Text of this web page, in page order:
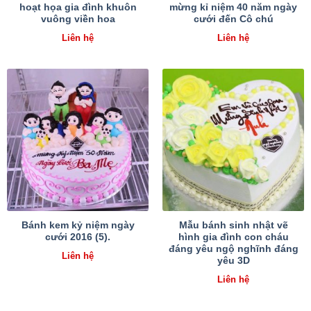
hoạt họa gia đình khuôn
vuông viền hoa
Liên hệ
mừng kỉ niệm 40 năm ngày
cưới đến Cô chú
Liên hệ
Bánh kem kỷ niệm ngày
cưới 2016 (5).
Liên hệ
Mẫu bánh sinh nhật vẽ
hình gia đình con cháu
đáng yêu ngộ nghĩnh đáng
yêu 3D
Liên hệ